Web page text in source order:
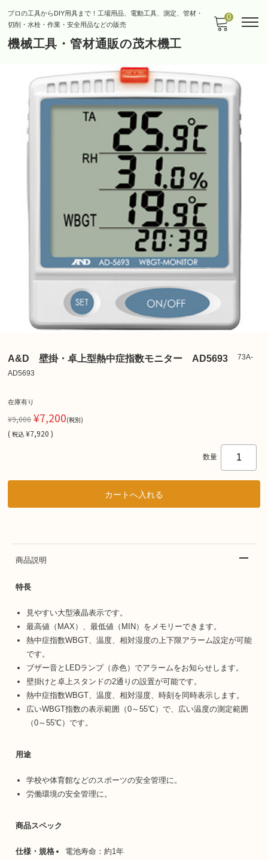
プロの工具からDIY用具まで！工場用品、電動工具、測定、管材・
切削・水栓・作業・安全用品などの販売
機械工具・管材通販の茂木機工
0
A&D 壁掛・卓上型熱中症指数モニター AD5693
73A-
AD5693
在庫有り
¥9,000 ¥7,200(税別)
( 税込 ¥7,920 )
数量
商品説明
特長
見やすい大型液晶表示です。
最高値（MAX）、最低値（MIN）をメモリーできます。
熱中症指数WBGT、温度、相対湿度の上下限アラーム設定が可能
です。
ブザー音とLEDランプ（赤色）でアラームをお知らせします。
壁掛けと卓上スタンドの2通りの設置が可能です。
熱中症指数WBGT、温度、相対湿度、時刻を同時表示します。
広いWBGT指数の表示範囲（0～55℃）で、広い温度の測定範囲
（0～55℃）です。
用途
学校や体育館などのスポーツの安全管理に。
労働環境の安全管理に。
商品スペック
仕様・規格
電池寿命：約1年